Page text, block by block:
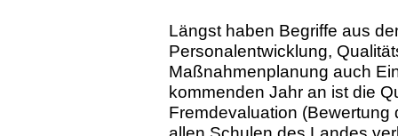
Längst haben Begriffe aus
Personalentwicklung,
Maßnahmenplanung auch
kommenden Jahr an ist die
Fremdevaluation